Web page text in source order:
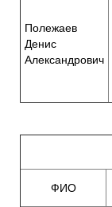
Полежаев
Денис
Александрович
ФИО